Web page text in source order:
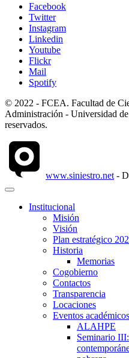
Facebook
Twitter
Instagram
Linkedin
Youtube
Flickr
Mail
Spotify
© 2022 - FCEA. Facultad de
Administración - Universidad
reservados.
www.siniestro.net -
Institucional
Misión
Visión
Plan estratégico
Historia
Memorias
Cogobierno
Contactos
Transparencia
Locaciones
Eventos académicos
ALAHPE
Seminario